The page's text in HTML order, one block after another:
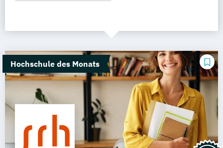
Hochschule des Monats